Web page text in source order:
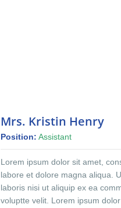
Mrs. Kristin Henry
Position: Assistant
Lorem ipsum dolor sit amet,
labore et dolore magna aliqua.
laboris nisi ut aliquip ex ea
voluptte velit. Lorem ipsum